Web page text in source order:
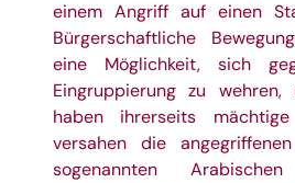
einem Angriff auf einen
Bürgerschaftliche
eine Möglichkeit, sich
Eingruppierung zu
haben ihrerseits
versahen die
sogenannten